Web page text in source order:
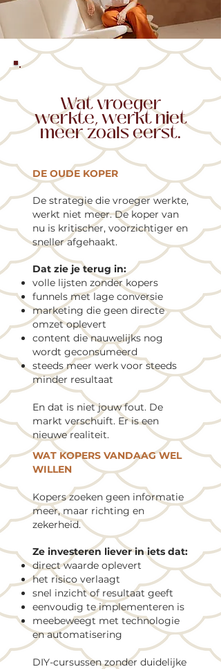
Wat vroeger
werkte, werkt niet
meer zoals eerst.
DE OUDE KOPER
De strategie die vroeger werkte,
werkt niet meer. De koper van
nu is kritischer, voorzichtiger en
sneller afgehaakt.
Dat zie je terug in:
volle lijsten zonder kopers
funnels met lage conversie
marketing die geen directe
omzet oplevert
content die nauwelijks nog
wordt geconsumeerd
steeds meer werk voor steeds
minder resultaat
En dat is niet jouw fout. De
markt verschuift. Er is een
nieuwe realiteit.
WAT KOPERS VANDAAG WEL
WILLEN
Kopers zoeken geen informatie
meer, maar richting en
zekerheid.
Ze investeren liever in iets dat:
direct waarde oplevert
het risico verlaagt
snel inzicht of resultaat geeft
eenvoudig te implementeren is
meebeweegt met technologie
en automatisering
DIY-cursussen zonder duidelijke